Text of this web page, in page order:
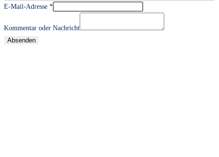
E-Mail-Adresse *
Kommentar oder Nachricht
Absenden